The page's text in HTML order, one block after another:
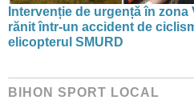
Intervenție de urgență în
rănit într-un accident de
elicopterul SMURD
BIHON SPORT LOCAL